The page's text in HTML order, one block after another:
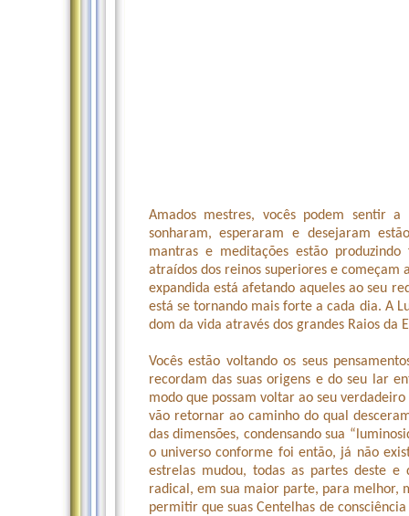
Amados mestres, vocês podem sentir
sonharam, esperaram e desejaram
mantras e meditações estão
atraídos dos reinos superiores e começam
expandida está afetando aqueles ao seu
está se tornando mais forte a cada dia. A
dom da vida através dos grandes Raios da
Vocês estão voltando os seus
recordam das suas origens e do seu lar
modo que possam voltar ao seu
vão retornar ao caminho do qual
das dimensões, condensando sua
o universo conforme foi então, já não
estrelas mudou, todas as partes deste
radical, em sua maior parte, para melhor,
permitir que suas Centelhas de